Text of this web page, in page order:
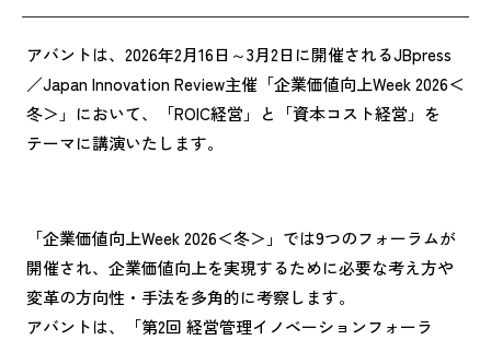
k
アバントは、2026年2月16日～3月2日に開催されるJBpress
／Japan Innovation Review主催「企業価値向上Week 2026＜
冬＞」において、「ROIC経営」と「資本コスト経営」を
テーマに講演いたします。
「企業価値向上Week 2026＜冬＞」では9つのフォーラムが
開催され、企業価値向上を実現するために必要な考え方や
変革の方向性・手法を多角的に考察します。
アバントは、「第2回 経営管理イノベーションフォーラ